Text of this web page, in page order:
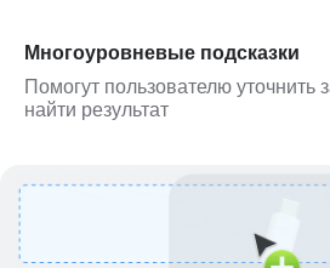
Многоуровневые подсказки
Помогут пользователю уточнить
найти результат